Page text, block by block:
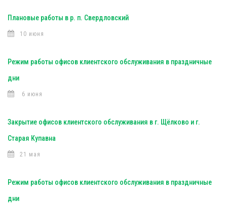
Плановые работы в р. п. Свердловский
10 июня
Режим работы офисов клиентского обслуживания в праздничные
дни
6 июня
Закрытие офисов клиентского обслуживания в г. Щёлково и г.
Старая Купавна
21 мая
Режим работы офисов клиентского обслуживания в праздничные
дни